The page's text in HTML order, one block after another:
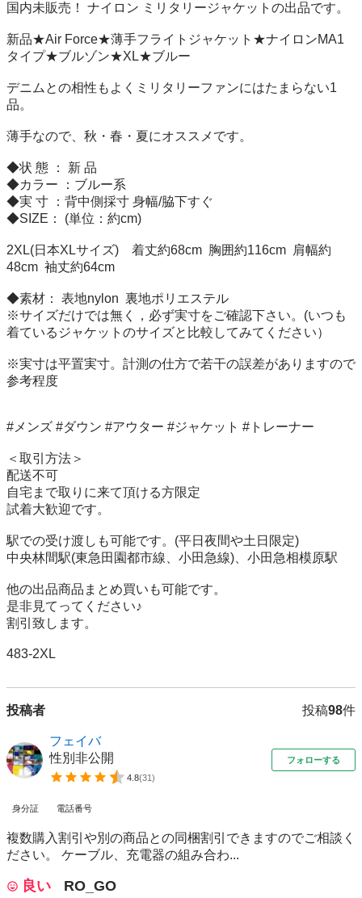
国内未販売！ ナイロン ミリタリージャケットの出品です。
新品★Air Force★薄手フライトジャケット★ナイロンMA1
タイプ★ブルゾン★XL★ブルー
デニムとの相性もよくミリタリーファンにはたまらない1
品。
薄手なので、秋・春・夏にオススメです。
◆状 態 ： 新 品
◆カラー ：ブルー系
◆実 寸 ：背中側採寸 身幅/脇下すぐ
◆SIZE： (単位：約cm)
2XL(日本XLサイズ)　着丈約68cm  胸囲約116cm  肩幅約
48cm  袖丈約64cm
◆素材： 表地nylon  裏地ポリエステル
※サイズだけでは無く，必ず実寸をご確認下さい。(いつも
着ているジャケットのサイズと比較してみてください）
※実寸は平置実寸。計測の仕方で若干の誤差がありますので
参考程度
#メンズ #ダウン #アウター #ジャケット #トレーナー
＜取引方法＞
配送不可
自宅まで取りに来て頂ける方限定
試着大歓迎です。
駅での受け渡しも可能です。(平日夜間や土日限定)
中央林間駅(東急田園都市線、小田急線)、小田急相模原駅
他の出品商品まとめ買いも可能です。
是非見てってください♪
割引致します。
投稿者 投稿98件
フェイバ
性別非公開
4.8(31)
フォローする
身分証 電話番号
複数購入割引や別の商品との同梱割引できますのでご相談く
ださい。 ケーブル、充電器の組み合わ...
良い
RO_GO